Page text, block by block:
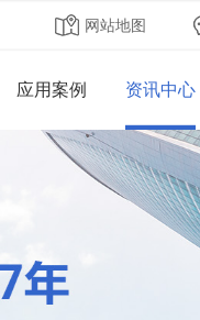
网站地图
应用案例 资讯中心